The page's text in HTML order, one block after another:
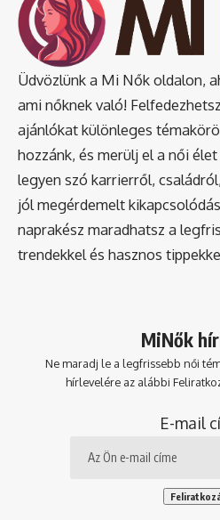
Üdvözlünk a Mi Nők oldalon,
ami nőknek való!
ajánlókat különleges
hozzánk, és merülj el a női
legyen szó karrierről,
jól megérdemelt
naprakész maradhatsz a
trendekkel és hasznos
MiNők
Ne maradj le a legfrissebb női
hírlevelére az alábbi
E-mail